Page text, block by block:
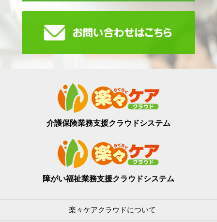
介護保険業務支援クラウドシステム
障がい福祉業務支援クラウドシステム
楽々ケアクラウドについて